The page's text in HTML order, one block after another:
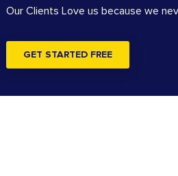
Our Clients Love us because we
GET STARTED FREE